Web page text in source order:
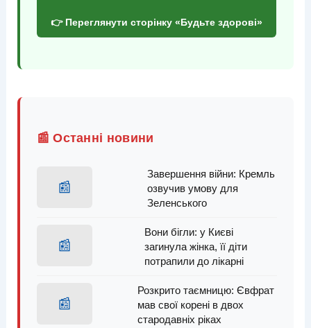
👉 Переглянути сторінку «Будьте здорові»
📰 Останні новини
📰
Завершення війни: Кремль
озвучив умову для
Зеленського
📰
Вони бігли: у Києві
загинула жінка, її діти
потрапили до лікарні
📰
Розкрито таємницю: Євфрат
мав свої корені в двох
стародавніх ріках